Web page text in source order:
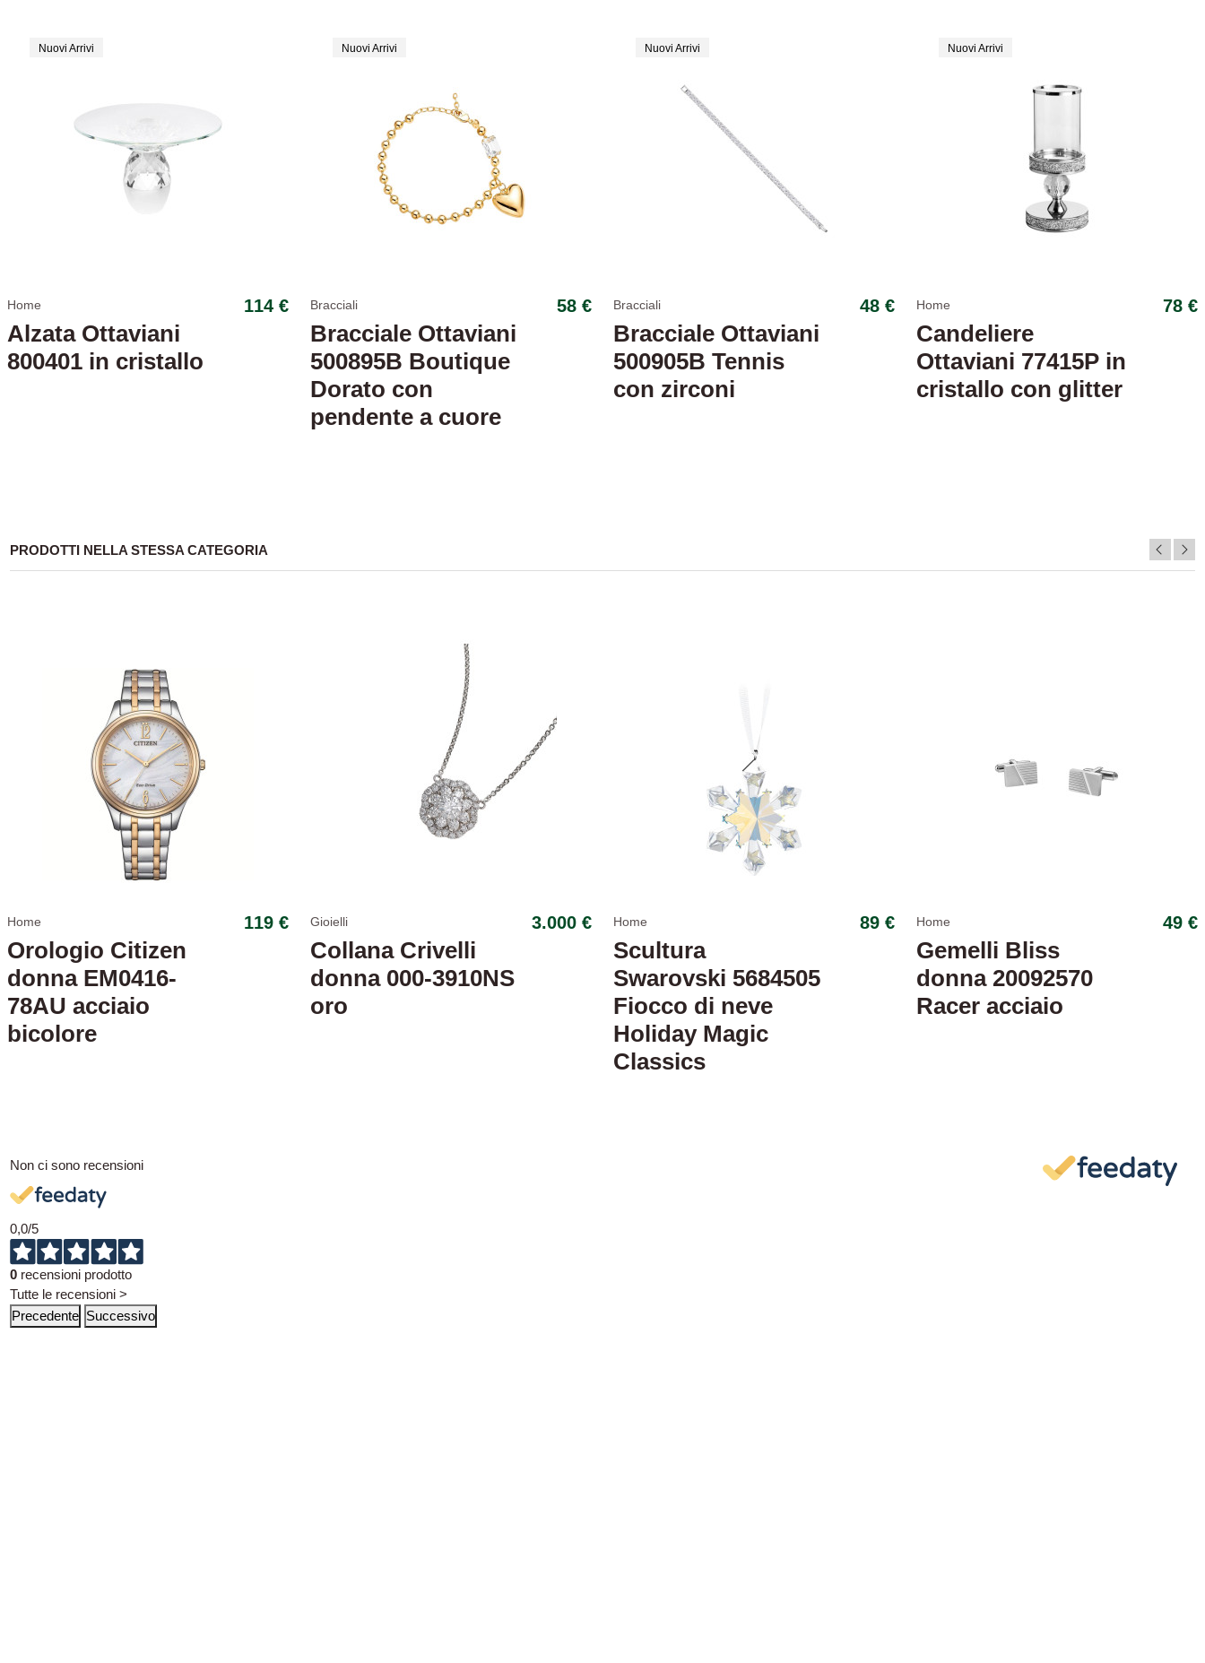
Home 114 €
Alzata Ottaviani
800401 in cristallo
Nuovi Arrivi
Bracciali 58 €
Bracciale Ottaviani
500895B Boutique
Dorato con
pendente a cuore
Nuovi Arrivi
Bracciali 48 €
Bracciale Ottaviani
500905B Tennis
con zirconi
Nuovi Arrivi
Home 78 €
Candeliere
Ottaviani 77415P in
cristallo con glitter
Nuovi Arrivi
PRODOTTI NELLA STESSA CATEGORIA
Home 119 €
Orologio Citizen
donna EM0416-
78AU acciaio
bicolore
Gioielli 3.000 €
Collana Crivelli
donna 000-3910NS
oro
Home 89 €
Scultura
Swarovski 5684505
Fiocco di neve
Holiday Magic
Classics
Home 49 €
Gemelli Bliss
donna 20092570
Racer acciaio
Non ci sono recensioni
0,0/5
0 recensioni prodotto
Tutte le recensioni >
Precedente Successivo